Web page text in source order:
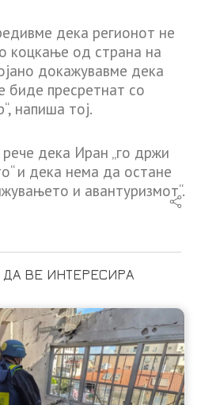
дека регионот не
коцкање од страна на
докажувавме дека
биде пресретнат со
напиша тој.
рече дека Иран „го држи
и дека нема да остане
и авантуризмот“.
ВЕ ИНТЕРЕСИРА